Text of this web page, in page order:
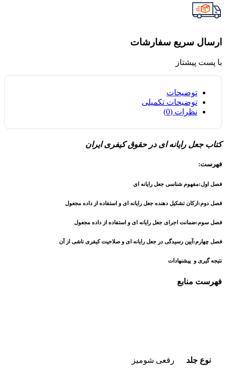
ارسال سریع سفارشات
با پست پیشتاز
توضیحات
توضیحات تکمیلی
نظرات (0)
کتاب جعل رایانه ای در حقوق کیفری ایران
فهرست:
فصل اول:مفهوم شناسی جعل رایانه ای
فصل دوم:ارکان تشکیل دهنده جعل رایانه ای و استفاده از داده مجعول
فصل سوم:ضمانت اجرای جعل رایانه ای و استفاده از داده مجعول
فصل چهارم:آیین رسیدگی در جعل رایانه ای و صلاحیت کیفری ناشی از آن
نتیجه گیری و پیشنهادات
فهرست منابع
نوع جلد رقعی شومیز